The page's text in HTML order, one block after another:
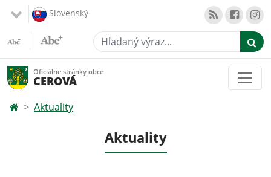
Slovenský
Hľadaný výraz...
Oficiálne stránky obce
CEROVÁ
Aktuality
Aktuality